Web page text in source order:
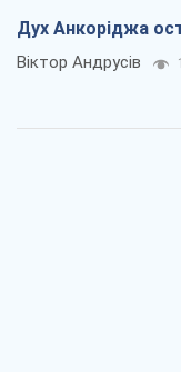
Дух Анкоріджа
Віктор Андрусів